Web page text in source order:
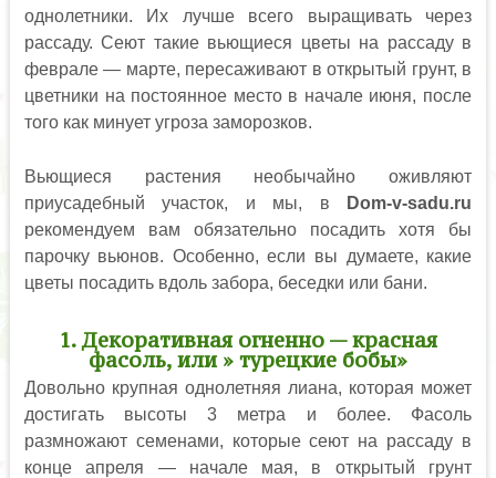
однолетники. Их лучше всего выращивать через
рассаду. Сеют такие вьющиеся цветы на рассаду в
феврале — марте, пересаживают в открытый грунт, в
цветники на постоянное место в начале июня, после
того как минует угроза заморозков.
Вьющиеся растения необычайно оживляют
приусадебный участок, и мы, в
Dom-v-sadu.ru
рекомендуем вам обязательно посадить хотя бы
парочку вьюнов. Особенно, если вы думаете, какие
цветы посадить вдоль забора, беседки или бани.
1. Декоративная огненно — красная
фасоль, или » турецкие бобы»
Довольно крупная однолетняя лиана, которая может
достигать высоты 3 метра и более. Фасоль
размножают семенами, которые сеют на рассаду в
конце апреля — начале мая, в открытый грунт